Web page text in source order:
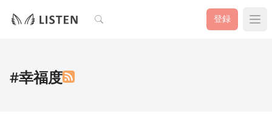
検索 登録
#幸福度